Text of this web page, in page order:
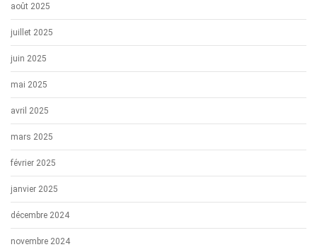
août 2025
juillet 2025
juin 2025
mai 2025
avril 2025
mars 2025
février 2025
janvier 2025
décembre 2024
novembre 2024